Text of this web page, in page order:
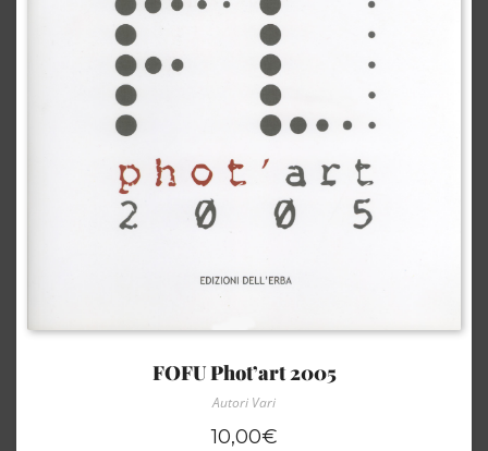
FOFU Phot’art 2005
Autori Vari
10,00€